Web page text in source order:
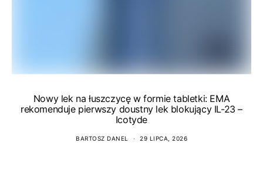
Nowy lek na łuszczycę w formie tabletki: EMA
rekomenduje pierwszy doustny lek blokujący IL-23 –
Icotyde
BARTOSZ DANEL 29 LIPCA, 2026